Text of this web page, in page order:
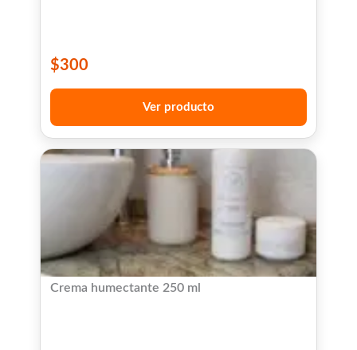
$300
Ver producto
Crema humectante 250 ml